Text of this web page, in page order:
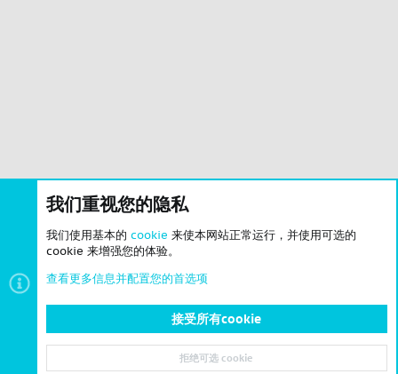
顶部 底部
我们重视您的隐私
我们使用基本的 cookie 来使本网站正常运行，并使用可选的
cookie 来增强您的体验。
查看更多信息并配置您的首选项
接受所有cookie
拒绝可选 cookie